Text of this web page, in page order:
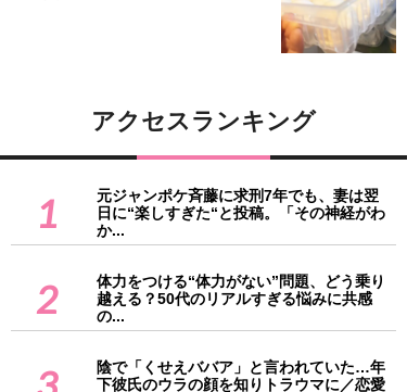
アクセスランキング
1
元ジャンポケ斉藤に求刑7年でも、妻は翌
日に“楽しすぎた“と投稿。「その神経がわ
か...
2
体力をつける“体力がない”問題、どう乗り
越える？50代のリアルすぎる悩みに共感
の...
陰で「くせえババア」と言われていた…年
下彼氏のウラの顔を知りトラウマに／恋愛